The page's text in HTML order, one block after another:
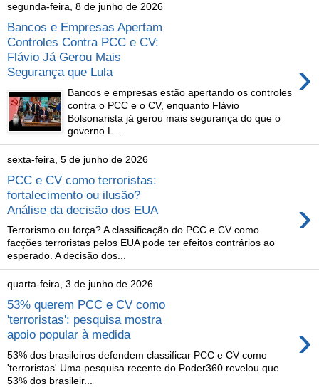
segunda-feira, 8 de junho de 2026
Bancos e Empresas Apertam
Controles Contra PCC e CV:
Flávio Já Gerou Mais
Segurança que Lula
›
Bancos e empresas estão apertando os controles
contra o PCC e o CV, enquanto Flávio
Bolsonarista já gerou mais segurança do que o
governo L...
sexta-feira, 5 de junho de 2026
PCC e CV como terroristas:
fortalecimento ou ilusão?
Análise da decisão dos EUA
›
Terrorismo ou força? A classificação do PCC e CV como
facções terroristas pelos EUA pode ter efeitos contrários ao
esperado. A decisão dos...
quarta-feira, 3 de junho de 2026
53% querem PCC e CV como
'terroristas': pesquisa mostra
apoio popular à medida
›
53% dos brasileiros defendem classificar PCC e CV como
'terroristas' Uma pesquisa recente do Poder360 revelou que
53% dos brasileir...